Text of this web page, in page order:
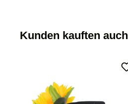
Kunden kauften auch